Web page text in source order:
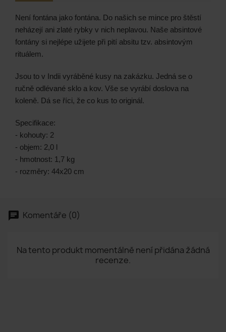
Není fontána jako fontána. Do našich se mince pro štěstí
neházejí ani zlaté rybky v nich neplavou. Naše absintové
fontány si nejlépe užijete při pití absitu tzv. absintovým
rituálem.
Jsou to v Indii vyráběné kusy na zakázku. Jedná se o
ručně odlévané sklo a kov. Vše se vyrábí doslova na
koleně. Dá se říci, že co kus to originál.
Specifikace:
- kohouty: 2
- objem: 2,0 l
- hmotnost: 1,7 kg
- rozměry: 44x20 cm
chat Komentáře (0)
Na tento produkt momentálně není přidána žádná
recenze.